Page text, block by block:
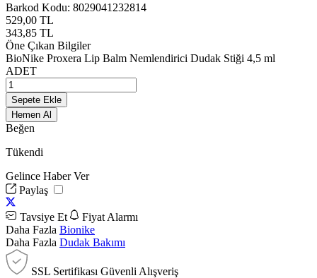
Barkod Kodu: 8029041232814
529,00 TL
343,85 TL
Öne Çıkan Bilgiler
BioNike Proxera Lip Balm Nemlendirici Dudak Stiği 4,5 ml
ADET
Sepete Ekle
Hemen Al
Beğen
Tükendi
Gelince Haber Ver
Paylaş
Tavsiye Et
Fiyat Alarmı
Daha Fazla Bionike
Daha Fazla Dudak Bakımı
SSL Sertifikası Güvenli Alışveriş